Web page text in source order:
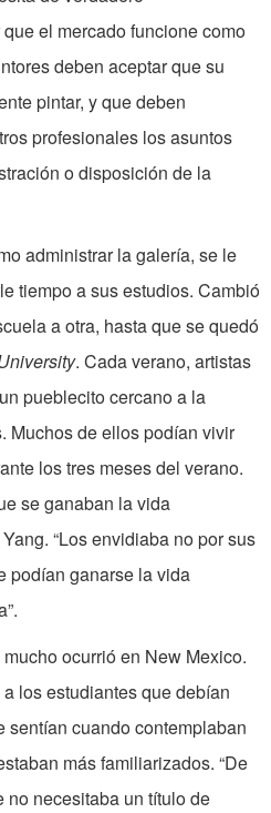
el mercado funcione como
deben aceptar que su
pintar, y que deben
profesionales los asuntos
o disposición de la
administrar la galería, se le
tiempo a sus estudios. Cambió
a otra, hasta que se quedó
. Cada verano, artistas
pueblecito cercano a la
Muchos de ellos podían vivir
los tres meses del verano.
se ganaban la vida
“Los envidiaba no por sus
podían ganarse la vida
ocurrió en New Mexico.
los estudiantes que debían
sentían cuando contemplaban
más familiarizados. “De
no necesitaba un título de